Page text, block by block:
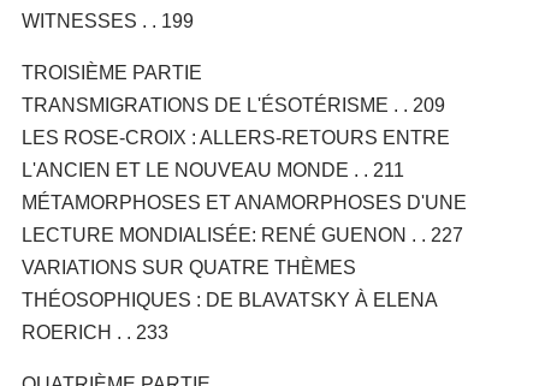
WITNESSES . . 199
TROISIÈME PARTIE
TRANSMIGRATIONS DE L'ÉSOTÉRISME . . 209
LES ROSE-CROIX : ALLERS-RETOURS ENTRE
L'ANCIEN ET LE NOUVEAU MONDE . . 211
MÉTAMORPHOSES ET ANAMORPHOSES D'UNE
LECTURE MONDIALISÉE: RENÉ GUENON . . 227
VARIATIONS SUR QUATRE THÈMES
THÉOSOPHIQUES : DE BLAVATSKY À ELENA
ROERICH . . 233